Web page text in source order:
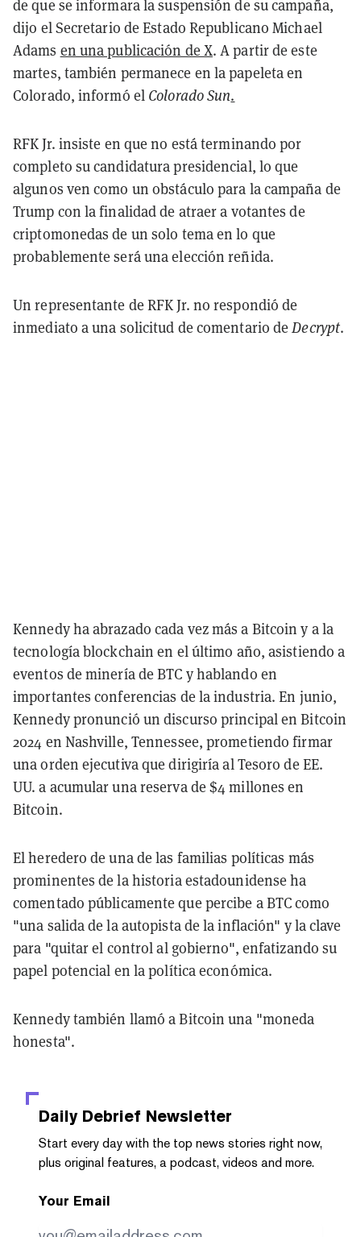
de que se informara la suspensión de su campaña,
dijo el Secretario de Estado Republicano Michael
Adams en una publicación de X. A partir de este
martes, también permanece en la papeleta en
Colorado, informó el Colorado Sun.
RFK Jr. insiste en que no está terminando por
completo su candidatura presidencial, lo que
algunos ven como un obstáculo para la campaña de
Trump con la finalidad de atraer a votantes de
criptomonedas de un solo tema en lo que
probablemente será una elección reñida.
Un representante de RFK Jr. no respondió de
inmediato a una solicitud de comentario deDecrypt.
Kennedy ha abrazado cada vez más a Bitcoin y a la
tecnología blockchain en el último año, asistiendo a
eventos de minería de BTC y hablando en
importantes conferencias de la industria. En junio,
Kennedy pronunció un discurso principal en Bitcoin
2024 en Nashville, Tennessee, prometiendo firmar
una orden ejecutiva que dirigiría al Tesoro de EE.
UU. a acumular una reserva de $4 millones en
Bitcoin.
El heredero de una de las familias políticas más
prominentes de la historia estadounidense ha
comentado públicamente que percibe a BTC como
"una salida de la autopista de la inflación" y la clave
para "quitar el control al gobierno", enfatizando su
papel potencial en la política económica.
Kennedy también llamó a Bitcoin una "moneda
honesta".
Daily Debrief Newsletter
Start every day with the top news stories right now,
plus original features, a podcast, videos and more.
Your Email